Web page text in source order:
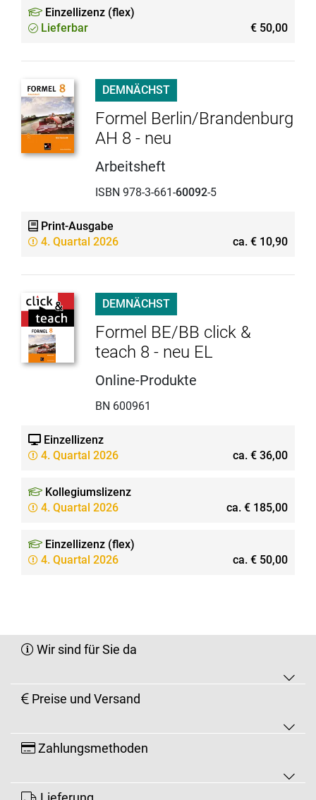
Einzellizenz (flex)
Lieferbar
€ 50,00
DEMNÄCHST
Formel Berlin/Brandenburg
AH 8 - neu
Arbeitsheft
ISBN 978-3-661-60092-5
Print-Ausgabe
4. Quartal 2026
ca. € 10,90
DEMNÄCHST
Formel BE/BB click &
teach 8 - neu EL
Online-Produkte
BN 600961
Einzellizenz
4. Quartal 2026
ca. € 36,00
Kollegiumslizenz
4. Quartal 2026
ca. € 185,00
Einzellizenz (flex)
4. Quartal 2026
ca. € 50,00
Wir sind für Sie da
Preise und Versand
Zahlungsmethoden